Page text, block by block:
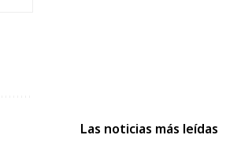
Las noticias más leídas